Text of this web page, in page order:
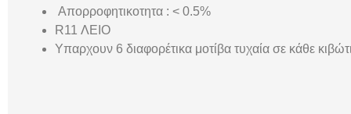
Απορροφητικοτητα : < 0.5%
R11 ΛΕΙΟ
Υπαρχουν 6 διαφορέτικα μοτίβα τυχαία σε κάθε